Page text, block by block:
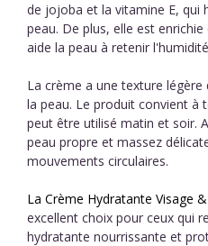
de jojoba et la vitamine E, qui
peau. De plus, elle est
aide la peau à retenir
La crème a une texture
la peau. Le produit convient à
peut être utilisé matin et soir.
peau propre et massez
mouvements circulaires.
La Crème Hydratante Visage
excellent choix pour ceux qui
hydratante nourrissante et